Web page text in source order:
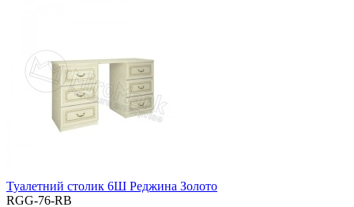
Туалетний столик 6Ш Реджина Золото
RGG-76-RB